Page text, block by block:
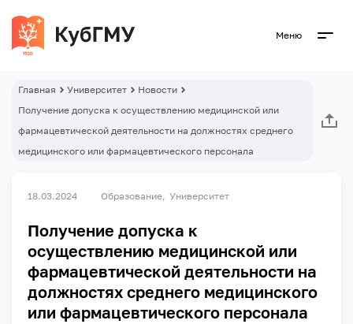
Меню
Главная Университет
Новости
Получение допуска к осуществлению медицинской или
фармацевтической деятельности на должностях среднего
медицинского или фармацевтического персонала
18.03.2024 Образование Университет
Получение допуска к
осуществлению медицинской или
фармацевтической деятельности на
должностях среднего медицинского
или фармацевтического персонала